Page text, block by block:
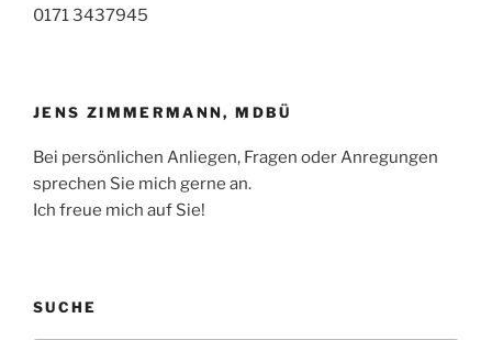
0171 3437945
JENS ZIMMERMANN, MDBÜ
Bei persönlichen Anliegen, Fragen oder Anregungen
sprechen Sie mich gerne an.
Ich freue mich auf Sie!
SUCHE